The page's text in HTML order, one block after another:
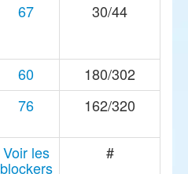
67 30/44
60
180/302
76 162/320
Voir les
blockers
#